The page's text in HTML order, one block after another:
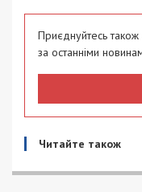
Приєднуйтесь
за останніми
Читайте також